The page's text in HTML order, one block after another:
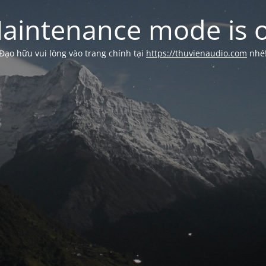
mode is
hữu vui lòng vào trang chính tại https://thuvienaudio.com